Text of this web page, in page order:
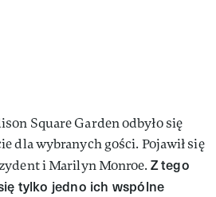
Square Garden odbyło się
dla wybranych gości. Pojawił się
i Marilyn Monroe. Z tego
tylko jedno ich wspólne